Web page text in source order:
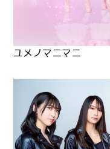
ユメノマニマニ